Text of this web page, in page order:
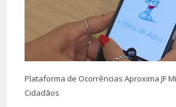
Plataforma de Ocorrências Aproxima JF
Cidadãos